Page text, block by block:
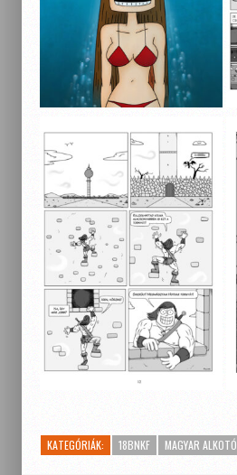
KATEGÓRIÁK: 18BNKF MAGYAR ALKOTÓ